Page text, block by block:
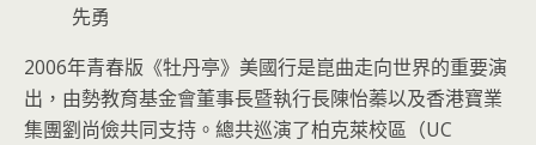
先勇
2006年青春版《牡丹亭》美國行是崑曲走向世界的重要演
出，由勢教育基金會董事長暨執行長陳怡蓁以及香港寶業
集團劉尚儉共同支持。總共巡演了柏克萊校區（UC